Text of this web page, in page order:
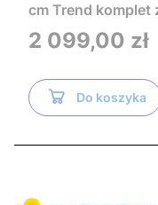
cm Trend komplet
Tece i czarnym
TR2216+Tece
Cena
2 099,00 zł
Do koszyka